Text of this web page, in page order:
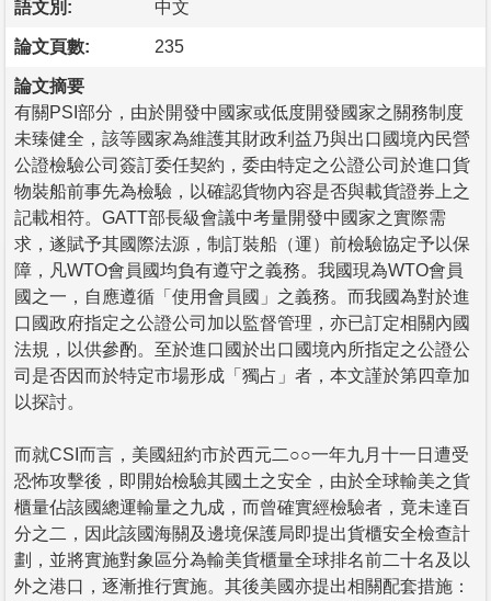
語文別: 中文
論文頁數: 235
論文摘要
有關PSI部分，由於開發中國家或低度開發國家之關務制度
未臻健全，該等國家為維護其財政利益乃與出口國境內民營
公證檢驗公司簽訂委任契約，委由特定之公證公司於進口貨
物裝船前事先為檢驗，以確認貨物內容是否與載貨證券上之
記載相符。GATT部長級會議中考量開發中國家之實際需
求，遂賦予其國際法源，制訂裝船（運）前檢驗協定予以保
障，凡WTO會員國均負有遵守之義務。我國現為WTO會員
國之一，自應遵循「使用會員國」之義務。而我國為對於進
口國政府指定之公證公司加以監督管理，亦已訂定相關內國
法規，以供參酌。至於進口國於出口國境內所指定之公證公
司是否因而於特定市場形成「獨占」者，本文謹於第四章加
以探討。
而就CSI而言，美國紐約市於西元二○○一年九月十一日遭受
恐怖攻擊後，即開始檢驗其國土之安全，由於全球輸美之貨
櫃量佔該國總運輸量之九成，而曾確實經檢驗者，竟未達百
分之二，因此該國海關及邊境保護局即提出貨櫃安全檢查計
劃，並將實施對象區分為輸美貨櫃量全球排名前二十名及以
外之港口，逐漸推行實施。其後美國亦提出相關配套措施：